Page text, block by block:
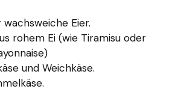
Eier.
rohem Ei (wie Tiramisu oder
und Weichkäse.